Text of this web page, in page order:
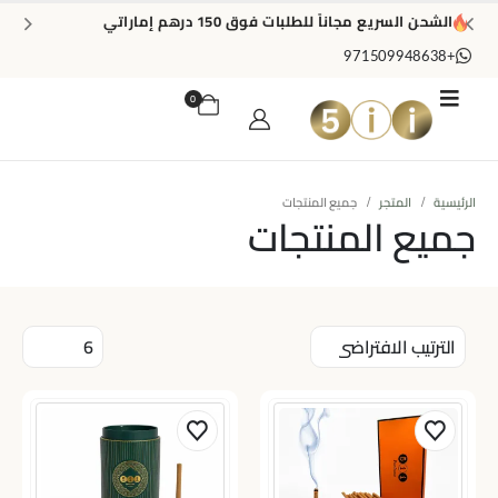
الشحن السريع مجاناً للطلبات فوق 150 درهم إماراتي
+971509948638
0
الرئيسية المتجر جميع المنتجات
جميع المنتجات